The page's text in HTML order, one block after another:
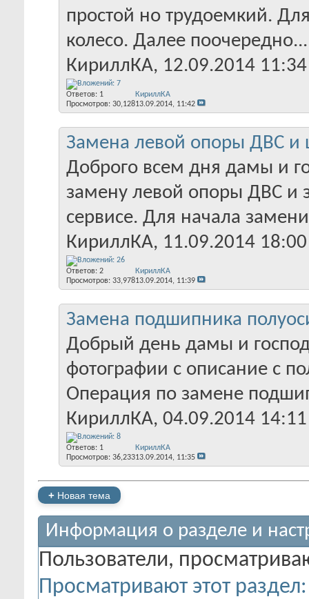
простой но трудоемкий.
колесо. Далее поочередно...
КириллКА‎, 12.09.2014 11:34
Ответов: 1
Просмотров: 30,128
КириллКА
13.09.2014, 11:42
Замена левой опоры ДВС и
Доброго всем дня дамы и
замену левой опоры ДВС
сервисе. Для начала
КириллКА‎, 11.09.2014 18:00
Ответов: 2
Просмотров: 33,978
КириллКА
13.09.2014, 11:39
Замена подшипника
Добрый день дамы и
фотографии с описание с
Операция по замене
КириллКА‎, 04.09.2014 14:11
Ответов: 1
Просмотров: 36,233
КириллКА
13.09.2014, 11:35
+ Новая тема
Информация о разделе и
Пользователи,
Просматривают этот